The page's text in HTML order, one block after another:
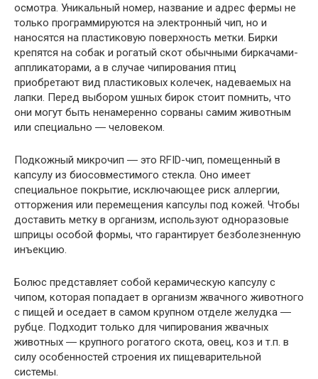
осмотра. Уникальный номер, название и адрес фермы не
только программируются на электронный чип, но и
наносятся на пластиковую поверхность метки. Бирки
крепятся на собак и рогатый скот обычными биркачами-
аппликаторами, а в случае чипирования птиц
приобретают вид пластиковых колечек, надеваемых на
лапки. Перед выбором ушных бирок стоит помнить, что
они могут быть ненамеренно сорваны самим животным
или специально ― человеком.
Подкожный микрочип ― это RFID-чип, помещенный в
капсулу из биосовместимого стекла. Оно имеет
специальное покрытие, исключающее риск аллергии,
отторжения или перемещения капсулы под кожей. Чтобы
доставить метку в организм, используют одноразовые
шприцы особой формы, что гарантирует безболезненную
инъекцию.
Болюс представляет собой керамическую капсулу с
чипом, которая попадает в организм жвачного животного
с пищей и оседает в самом крупном отделе желудка ―
рубце. Подходит только для чипирования жвачных
животных ― крупного рогатого скота, овец, коз и т.п. в
силу особенностей строения их пищеварительной
системы.